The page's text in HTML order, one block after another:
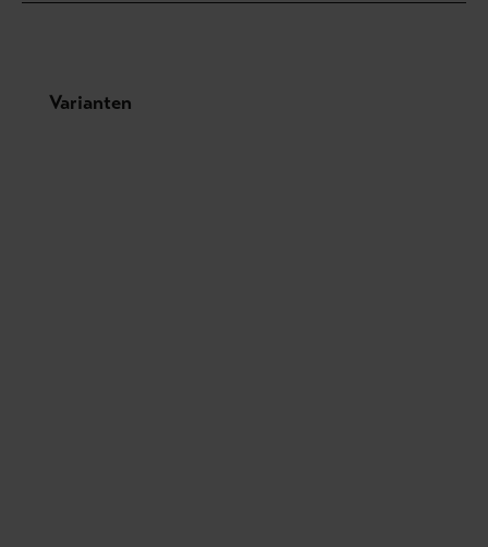
Produktgalerie überspringen
Varianten